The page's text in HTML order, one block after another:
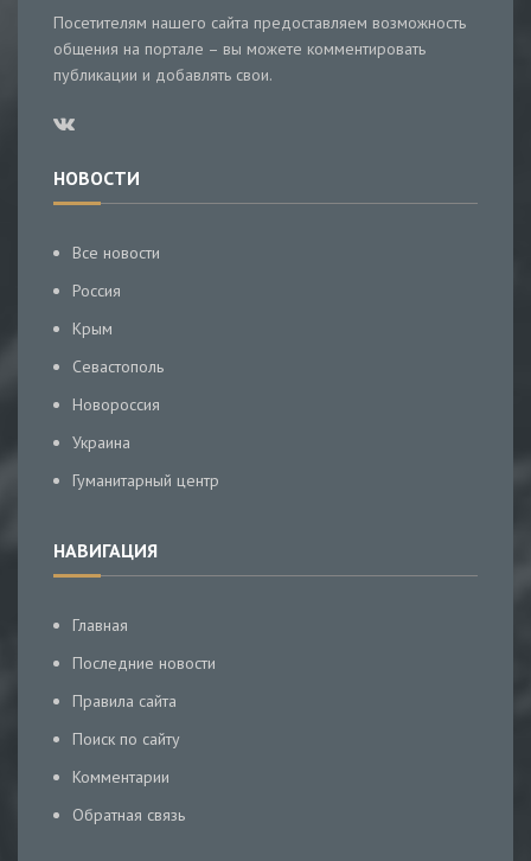
Посетителям нашего сайта предоставляем возможность
общения на портале – вы можете комментировать
публикации и добавлять свои.
НОВОСТИ
Все новости
Россия
Крым
Севастополь
Новороссия
Украина
Гуманитарный центр
НАВИГАЦИЯ
Главная
Последние новости
Правила сайта
Поиск по сайту
Комментарии
Обратная связь